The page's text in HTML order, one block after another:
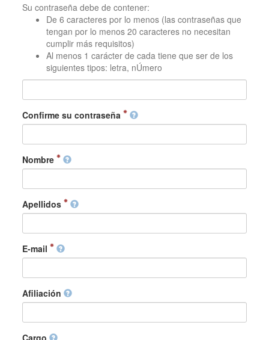
Su contraseña debe de contener:
De 6 caracteres por lo menos (las contraseñas que
tengan por lo menos 20 caracteres no necesitan
cumplir más requisitos)
Al menos 1 carácter de cada tiene que ser de los
siguientes tipos: letra, nÚmero
Confirme su contraseña
Nombre
Apellidos
E-mail
Afiliación
Cargo